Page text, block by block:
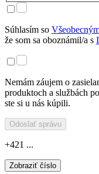
Súhlasím so
že som sa oboznámil/a s
Nemám záujem o
produktoch a službách
ste si u nás kúpili.
Odoslať správu
+421 ...
Zobraziť číslo